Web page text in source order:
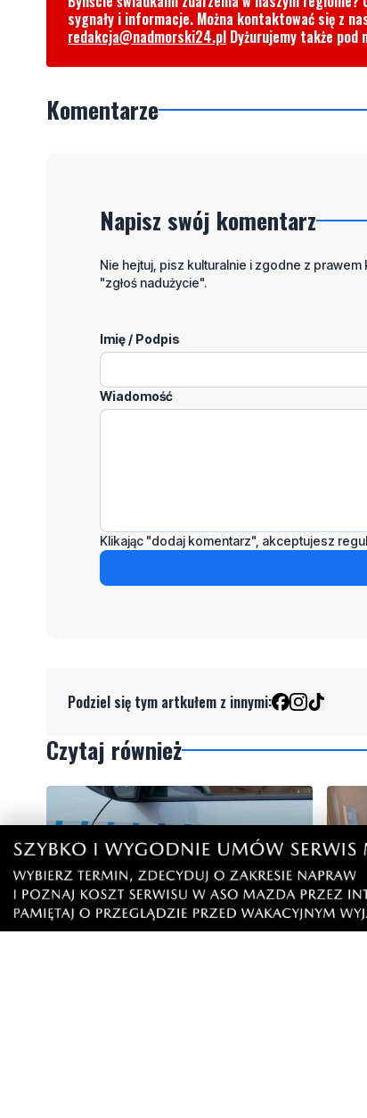
sygnały i informacje. Można kontaktować się z
redakcja@nadmorski24.pl Dyżurujemy także
Komentarze
Napisz swój komentarz
Nie hejtuj, pisz kulturalnie i zgodne z
"zgłoś nadużycie".
Imię / Podpis
Wiadomość
Klikając "dodaj komentarz", akceptujesz
Podziel się tym artkułem z innymi:
Czytaj również
WAŻNE AKTUALIZACJA